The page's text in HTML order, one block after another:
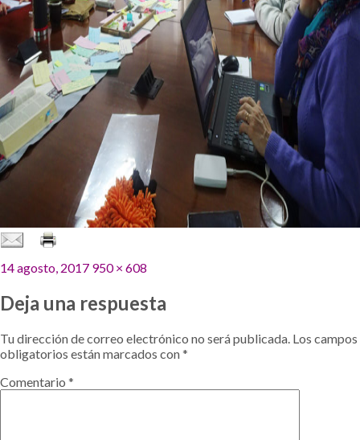
Publicado
14 agosto, 2017 Tamaño
950 × 608
Deja una respuesta
Tu dirección de correo electrónico no será publicada. Los campos
obligatorios están marcados con*
Comentario *